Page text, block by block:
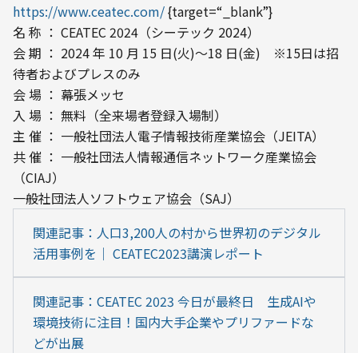
https://www.ceatec.com/ {target=“_blank”}
名 称 ： CEATEC 2024（シーテック 2024）
会 期 ： 2024 年 10 月 15 日(火)～18 日(金)　※15日は招
待者およびプレスのみ
会 場 ： 幕張メッセ
入 場 ： 無料（全来場者登録入場制）
主 催 ： 一般社団法人電子情報技術産業協会（JEITA）
共 催 ： 一般社団法人情報通信ネットワーク産業協会
（CIAJ）
一般社団法人ソフトウェア協会（SAJ）
関連記事：人口3,200人の村から世界初のデジタル
活用事例を｜ CEATEC2023講演レポート
関連記事：CEATEC 2023 今日が最終日　生成AIや
環境技術に注目！国内大手企業やプリファードな
どが出展